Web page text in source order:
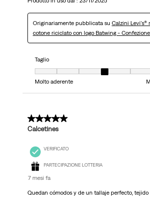
Originariamente pubblicata su Calzini Levi's®
cotone riciclato con logo Batwing -
Taglio
Molto aderente
5 su 5 stelle.
Calcetines
VERIFICATO
PARTECIPAZIONE LOTTERIA
7 mesi fa
Quedan cómodos y de un tallaje perfecto,